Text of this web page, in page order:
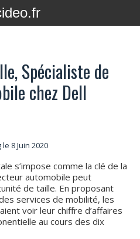
Spécialiste de
chez Dell
le 8 Juin 2020
s’impose comme la clé de la
automobile peut
de taille. En proposant
services de mobilité, les
voir leur chiffre d’affaires
au cours des dix